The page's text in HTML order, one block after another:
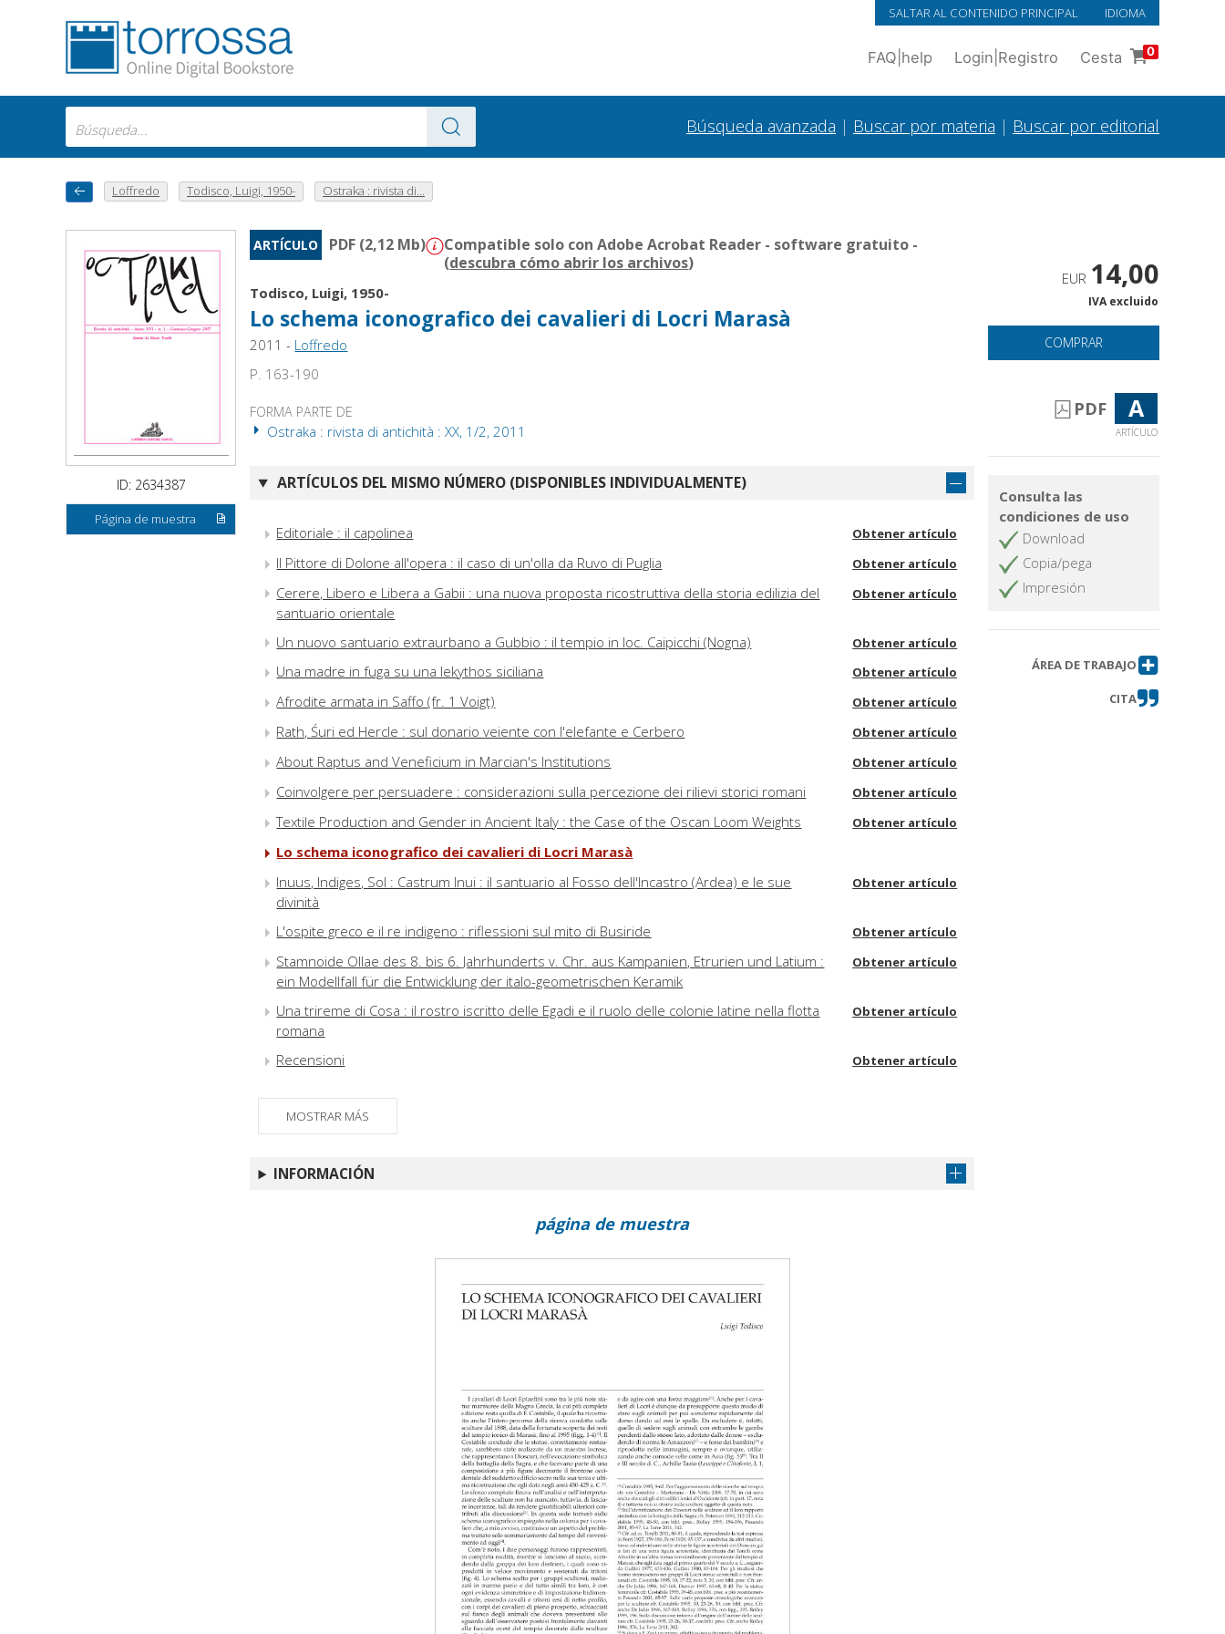
SALTAR AL CONTENIDO PRINCIPAL IDIOMA
FAQ help Login Registro Cesta 0
Búsqueda avanzada | Buscar por materia | Buscar por editorial
Loffredo Todisco, Luigi, 1950- Ostraka : rivista di...
ID: 2634387
Página de muestra
ARTÍCULO PDF (2,12 Mb)
Compatible solo con Adobe Acrobat Reader - software gratuito -
(descubra cómo abrir los archivos)
Todisco, Luigi, 1950-
Lo schema iconografico dei cavalieri di Locri Marasà
2011 - Loffredo
P. 163-190
FORMA PARTE DE
Ostraka : rivista di antichità : XX, 1/2, 2011
ARTÍCULOS DEL MISMO NÚMERO (DISPONIBLES INDIVIDUALMENTE)
Editoriale : il capolinea Obtener artículo
Il Pittore di Dolone all'opera : il caso di un'olla da Ruvo di Puglia Obtener artículo
Cerere, Libero e Libera a Gabii : una nuova proposta ricostruttiva della storia edilizia del
santuario orientale
Obtener artículo
Un nuovo santuario extraurbano a Gubbio : il tempio in loc. Caipicchi (Nogna) Obtener artículo
Una madre in fuga su una lekythos siciliana Obtener artículo
Afrodite armata in Saffo (fr. 1 Voigt) Obtener artículo
Rath, Śuri ed Hercle : sul donario veiente con l'elefante e Cerbero Obtener artículo
About Raptus and Veneficium in Marcian's Institutions Obtener artículo
Coinvolgere per persuadere : considerazioni sulla percezione dei rilievi storici romani Obtener artículo
Textile Production and Gender in Ancient Italy : the Case of the Oscan Loom Weights Obtener artículo
Lo schema iconografico dei cavalieri di Locri Marasà
Inuus, Indiges, Sol : Castrum Inui : il santuario al Fosso dell'Incastro (Ardea) e le sue
divinità
Obtener artículo
L'ospite greco e il re indigeno : riflessioni sul mito di Busiride Obtener artículo
Stamnoide Ollae des 8. bis 6. Jahrhunderts v. Chr. aus Kampanien, Etrurien und Latium :
ein Modellfall für die Entwicklung der italo-geometrischen Keramik
Obtener artículo
Una trireme di Cosa : il rostro iscritto delle Egadi e il ruolo delle colonie latine nella flotta
romana
Obtener artículo
Recensioni Obtener artículo
MOSTRAR MÁS
INFORMACIÓN
EUR 14,00
IVA excluido
COMPRAR
PDF A
ARTÍCULO
Consulta las
condiciones de uso
Download
Copia/pega
Impresión
ÁREA DE TRABAJO
CITA
página de muestra